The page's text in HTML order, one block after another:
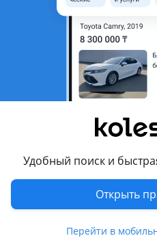
Удобный поиск и
Открыть
Перейти в
Объем двигателя, л
Коробка передач
Привод
Руль